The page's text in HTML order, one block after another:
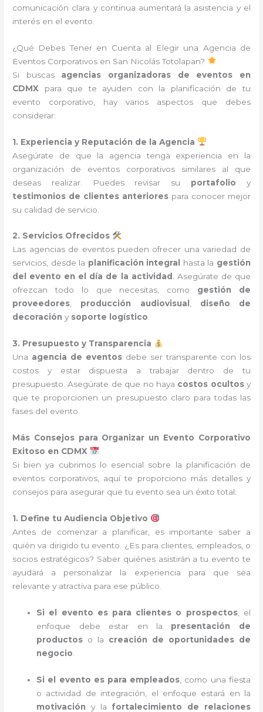
comunicación clara y continua aumentará la asistencia y el
interés en el evento.
¿Qué Debes Tener en Cuenta al Elegir una Agencia de
Eventos Corporativos en San Nicolás Totolapan?
Si buscas agencias organizadoras de eventos en
CDMX para que te ayuden con la planificación de tu
evento corporativo, hay varios aspectos que debes
considerar:
1. Experiencia y Reputación de la Agencia
Asegúrate de que la agencia tenga experiencia en la
organización de eventos corporativos similares al que
deseas realizar. Puedes revisar su portafolio y
testimonios de clientes anteriores para conocer mejor
su calidad de servicio.
2. Servicios Ofrecidos
Las agencias de eventos pueden ofrecer una variedad de
servicios, desde la planificación integral hasta la gestión
del evento en el día de la actividad . Asegúrate de que
ofrezcan todo lo que necesitas, como gestión de
proveedores, producción audiovisual , diseño de
decoración y soporte logístico.
3. Presupuesto y Transparencia
Una agencia de eventos debe ser transparente con los
costos y estar dispuesta a trabajar dentro de tu
presupuesto. Asegúrate de que no haya costos ocultosy
que te proporcionen un presupuesto claro para todas las
fases del evento.
Más Consejos para Organizar un Evento Corporativo
Exitoso en CDMX
Si bien ya cubrimos lo esencial sobre la planificación de
eventos corporativos, aquí te proporciono más detalles y
consejos para asegurar que tu evento sea un éxito total:
1. Define tu Audiencia Objetivo
Antes de comenzar a planificar, es importante saber a
quién va dirigido tu evento. ¿Es para clientes, empleados, o
socios estratégicos? Saber quiénes asistirán a tu evento te
ayudará a personalizar la experiencia para que sea
relevante y atractiva para ese público.
Si el evento es para clientes o prospectos, el
enfoque debe estar en la presentación de
productos o la creación de oportunidades de
negocio
Si el evento es para empleados , como una fiesta
o actividad de integración, el enfoque estará en la
motivación y la fortalecimiento de relaciones